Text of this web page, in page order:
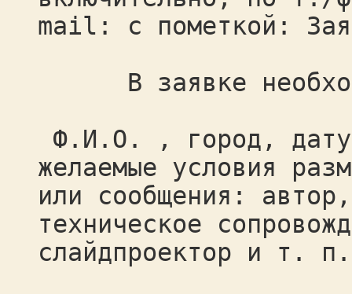
mail: с пометкой:
В заявке
Ф.И.О. , город, дату
желаемые условия
или сообщения:
техническое
слайдпроектор и т.